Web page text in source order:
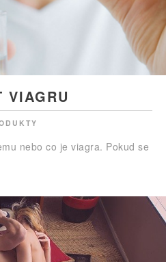
VIAGRU
nebo co je viagra. Pokud se